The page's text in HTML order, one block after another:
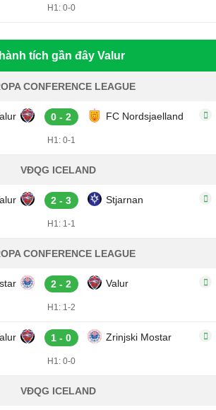
H1: 0-0
tích gần đây Valur
CONFERENCE LEAGUE
0 - 2 FC Nordsjaelland
H1: 0-1
VĐQG ICELAND
2 - 3 Stjarnan
H1: 1-1
CONFERENCE LEAGUE
2 - 2 Valur
H1: 1-2
1 - 0 Zrinjski Mostar
H1: 0-0
VĐQG ICELAND